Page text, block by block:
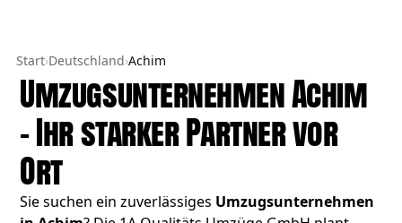
Start›Deutschland›Achim
Umzugsunternehmen Achim
– Ihr starker Partner vor
Ort
Sie suchen ein zuverlässiges Umzugsunternehmen